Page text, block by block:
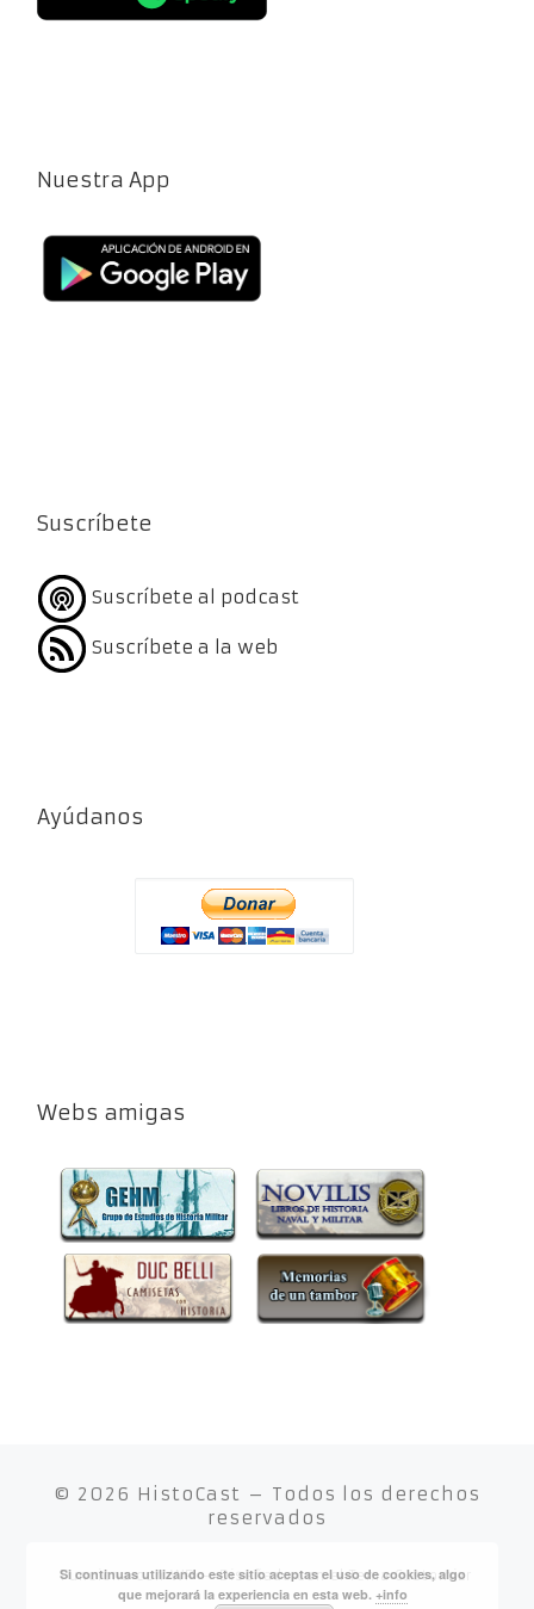
Nuestra App
Suscríbete
Suscríbete al podcast
Suscríbete a la web
Ayúdanos
Webs amigas
© 2026 HistoCast – Todos los derechos
reservados
Funciona conWP– Diseñado con elTema Customizr
Si continuas utilizando este sitio aceptas el uso de cookies, algo
que mejorará la experiencia en esta web. +info